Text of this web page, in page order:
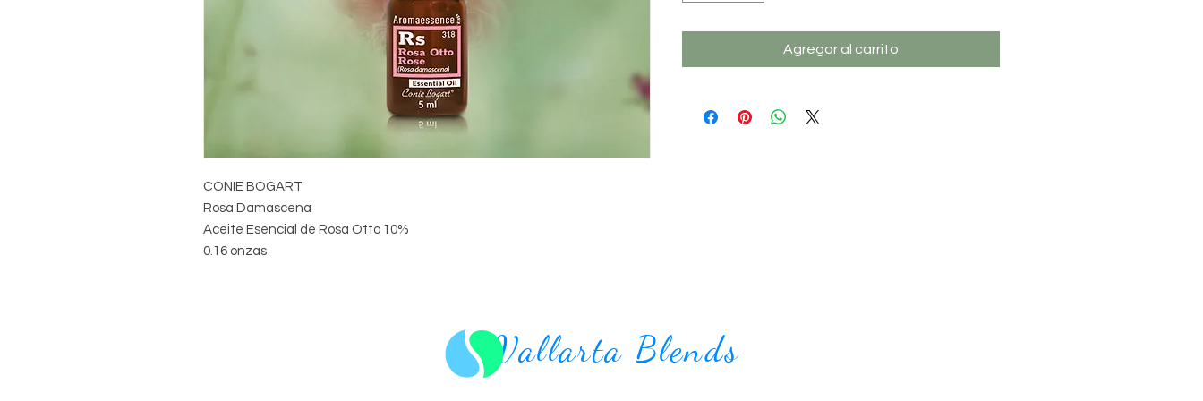
CONIE BOGART
Rosa Damascena
Aceite Esencial de Rosa Otto 10%
0.16 onzas
Agregar al carrito
Vallarta Blends